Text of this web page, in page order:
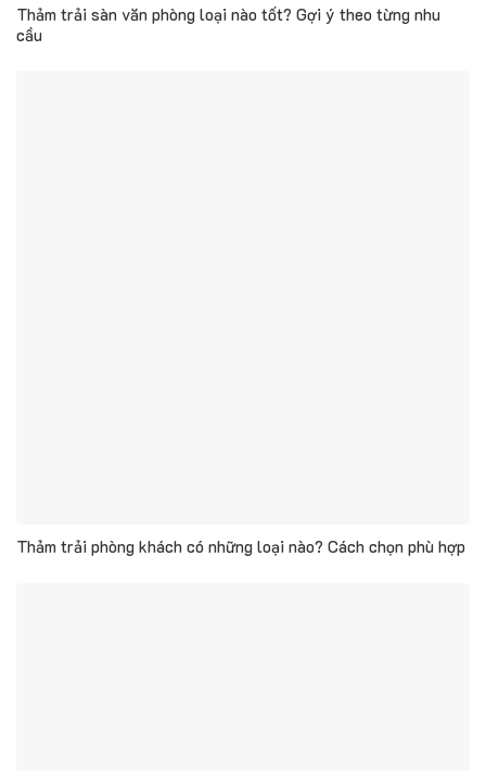
Thảm trải sàn văn phòng loại nào tốt? Gợi ý theo từng nhu
cầu
Thảm trải phòng khách có những loại nào? Cách chọn phù hợp